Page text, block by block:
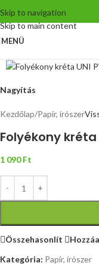
Skip to navigation
Skip to main content
MENÜ
Nagyítás
Kezdőlap/Papír, írószer
Folyékony kréta
1 090Ft
Összehasonlít
Kategória: Papír, írószer